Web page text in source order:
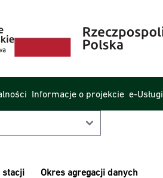
Informacje o projekcie e-Usługi
stacji Okres agregacji danych